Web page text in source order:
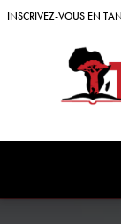
Skip to content
INSCRIVEZ-VOUS EN
INSCRIVEZ-VOUS EN